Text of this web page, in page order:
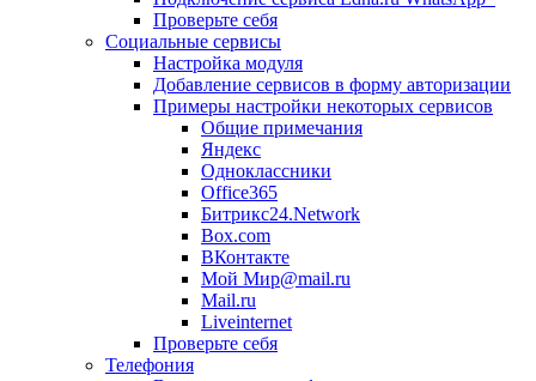
Проверьте себя
Социальные сервисы
Настройка модуля
Добавление сервисов в форму авторизации
Примеры настройки некоторых сервисов
Общие примечания
Яндекс
Одноклассники
Office365
Битрикс24.Network
Box.com
ВКонтакте
Мой Мир@mail.ru
Mail.ru
Liveinternet
Проверьте себя
Телефония